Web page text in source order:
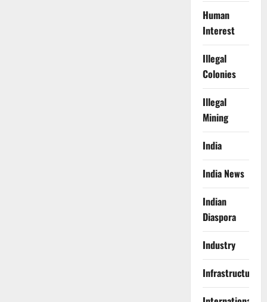
Human
Interest
Illegal
Colonies
Illegal
Mining
India
India News
Indian
Diaspora
Industry
Infrastructure